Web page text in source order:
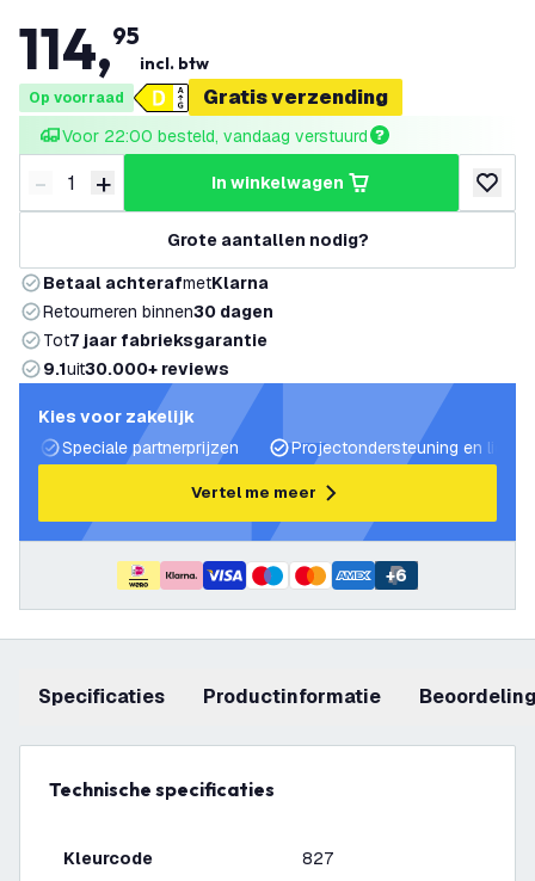
114,95
incl. btw
Op voorraad Gratis verzending
Voor 22:00 besteld, vandaag verstuurd
Verminder hoeveelheid
- Verhoog hoeveelheid
+ in winkelwagen
Grote aantallen nodig?
Betaal achterafmetKlarna
Retourneren binnen30 dagen
Tot7 jaar fabrieksgarantie
9.1uit30.000+ reviews
Kies voor zakelijk
Speciale partnerprijzen
Projectondersteuning en
Vertel me meer
+6
Specificaties productinformatie
Technische specificaties
Kleurcode 827